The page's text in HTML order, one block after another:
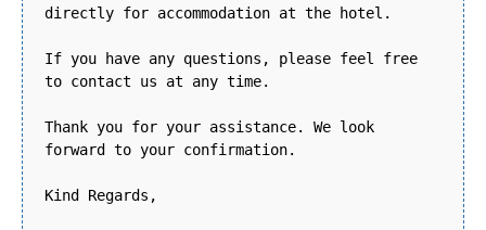
directly for accommodation at the hotel.
If you have any questions, please feel free
to contact us at any time.
Thank you for your assistance. We look
forward to your confirmation.
Kind Regards,